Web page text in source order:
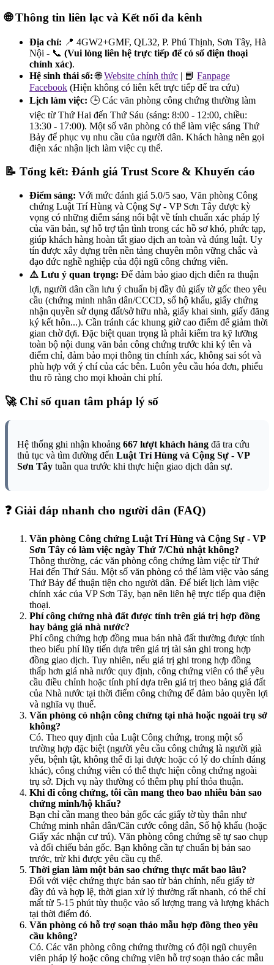
🌐 Thông tin liên lạc và Kết nối đa kênh
Địa chỉ: 📍 4GW2+GMF, QL32, P. Phú Thịnh, Sơn Tây, Hà
Nội - 📞 (Vui lòng liên hệ trực tiếp để có số điện thoại
chính xác).
Hệ sinh thái số:🌐Website chính thức | 📘 Fanpage
Facebook (Hiện không có liên kết trực tiếp để tra cứu)
Lịch làm việc: 🕒 Các văn phòng công chứng thường làm
việc từ Thứ Hai đến Thứ Sáu (sáng: 8:00 - 12:00, chiều:
13:30 - 17:00). Một số văn phòng có thể làm việc sáng Thứ
Bảy để phục vụ nhu cầu của người dân. Khách hàng nên gọi
điện xác nhận lịch làm việc cụ thể.
📝 Tổng kết: Đánh giá Trust Score & Khuyến cáo
Điểm sáng: Với mức đánh giá 5.0/5 sao, Văn phòng Công
chứng Luật Trí Hùng và Cộng Sự - VP Sơn Tây được kỳ
vọng có những điểm sáng nổi bật về tính chuẩn xác pháp lý
của văn bản, sự hỗ trợ tận tình trong các hồ sơ khó, phức tạp,
giúp khách hàng hoàn tất giao dịch an toàn và đúng luật. Uy
tín được xây dựng trên nền tảng chuyên môn vững chắc và
đạo đức nghề nghiệp của đội ngũ công chứng viên.
⚠️ Lưu ý quan trọng: Để đảm bảo giao dịch diễn ra thuận
lợi, người dân cần lưu ý chuẩn bị đầy đủ giấy tờ gốc theo yêu
cầu (chứng minh nhân dân/CCCD, sổ hộ khẩu, giấy chứng
nhận quyền sử dụng đất/sở hữu nhà, giấy khai sinh, giấy đăng
ký kết hôn...). Cần tránh các khung giờ cao điểm để giảm thời
gian chờ đợi. Đặc biệt quan trọng là phải kiểm tra kỹ lưỡng
toàn bộ nội dung văn bản công chứng trước khi ký tên và
điểm chỉ, đảm bảo mọi thông tin chính xác, không sai sót và
phù hợp với ý chí của các bên. Luôn yêu cầu hóa đơn, phiếu
thu rõ ràng cho mọi khoản chi phí.
🚀 Chỉ số quan tâm pháp lý số
Hệ thống ghi nhận khoảng 667 lượt khách hàng đã tra cứu
thủ tục và tìm đường đến Luật Trí Hùng và Cộng Sự - VP
Sơn Tây tuần qua trước khi thực hiện giao dịch dân sự.
❓ Giải đáp nhanh cho người dân (FAQ)
Văn phòng Công chứng Luật Trí Hùng và Cộng Sự - VP
Sơn Tây có làm việc ngày Thứ 7/Chủ nhật không?
Thông thường, các văn phòng công chứng làm việc từ Thứ
Hai đến Thứ Sáu. Một số văn phòng có thể làm việc vào sáng
Thứ Bảy để thuận tiện cho người dân. Để biết lịch làm việc
chính xác của VP Sơn Tây, bạn nên liên hệ trực tiếp qua điện
thoại.
Phí công chứng nhà đất được tính trên giá trị hợp đồng
hay bảng giá nhà nước?
Phí công chứng hợp đồng mua bán nhà đất thường được tính
theo biểu phí lũy tiến dựa trên giá trị tài sản ghi trong hợp
đồng giao dịch. Tuy nhiên, nếu giá trị ghi trong hợp đồng
thấp hơn giá nhà nước quy định, công chứng viên có thể yêu
cầu điều chỉnh hoặc tính phí dựa trên giá trị theo bảng giá đất
của Nhà nước tại thời điểm công chứng để đảm bảo quyền lợi
và nghĩa vụ thuế.
Văn phòng có nhận công chứng tại nhà hoặc ngoài trụ sở
không?
Có. Theo quy định của Luật Công chứng, trong một số
trường hợp đặc biệt (người yêu cầu công chứng là người già
yếu, bệnh tật, không thể đi lại được hoặc có lý do chính đáng
khác), công chứng viên có thể thực hiện công chứng ngoài
trụ sở. Dịch vụ này thường có thêm phụ phí thỏa thuận.
Khi đi công chứng, tôi cần mang theo bao nhiêu bản sao
chứng minh/hộ khẩu?
Bạn chỉ cần mang theo bản gốc các giấy tờ tùy thân như
Chứng minh nhân dân/Căn cước công dân, Sổ hộ khẩu (hoặc
Giấy xác nhận cư trú). Văn phòng công chứng sẽ tự sao chụp
và đối chiếu bản gốc. Bạn không cần tự chuẩn bị bản sao
trước, trừ khi được yêu cầu cụ thể.
Thời gian làm một bản sao chứng thực mất bao lâu?
Đối với việc chứng thực bản sao từ bản chính, nếu giấy tờ
đầy đủ và hợp lệ, thời gian xử lý thường rất nhanh, có thể chỉ
mất từ 5-15 phút tùy thuộc vào số lượng trang và lượng khách
tại thời điểm đó.
Văn phòng có hỗ trợ soạn thảo mẫu hợp đồng theo yêu
cầu không?
Có. Các văn phòng công chứng thường có đội ngũ chuyên
viên pháp lý hoặc công chứng viên hỗ trợ soạn thảo các mẫu